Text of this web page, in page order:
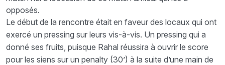
opposés.
Le début de la rencontre était en faveur des locaux qui ont
exercé un pressing sur leurs vis-à-vis. Un pressing qui a
donné ses fruits, puisque Rahal réussira à ouvrir le score
pour les siens sur un penalty (30’) à la suite d’une main de